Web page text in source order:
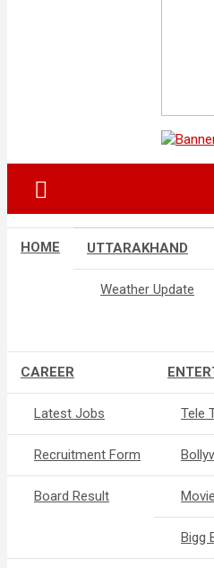
HOME UTTARAKHAND
Weather Update
CAREER
Latest Jobs
Recruitment Form
Board Result
Tele
Bigg